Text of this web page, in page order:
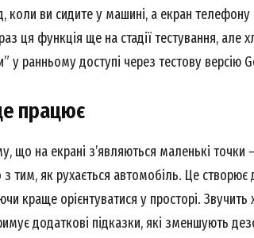
коли ви сидите у машині, а екран телефону
ця функція ще на стадії тестування, але
у ранньому доступі через тестову версію
працює
що на екрані з’являються маленькі
з тим, як рухається автомобіль. Це
краще орієнтуватися у просторі.
додаткові підказки, які зменшують